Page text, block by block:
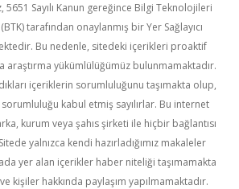
5651 Sayılı Kanun gereğince Bilgi Teknolojileri
tarafından onaylanmış bir Yer Sağlayıcı
Bu nedenle, sitedeki içerikleri proaktif
araştırma yükümlülüğümüz bulunmamaktadır.
içeriklerin sorumluluğunu taşımakta olup,
kabul etmiş sayılırlar. Bu internet
kurum veya şahıs şirketi ile hiçbir bağlantısı
yalnızca kendi hazırladığımız makaleler
yer alan içerikler haber niteliği taşımamakta
kişiler hakkında paylaşım yapılmamaktadır.